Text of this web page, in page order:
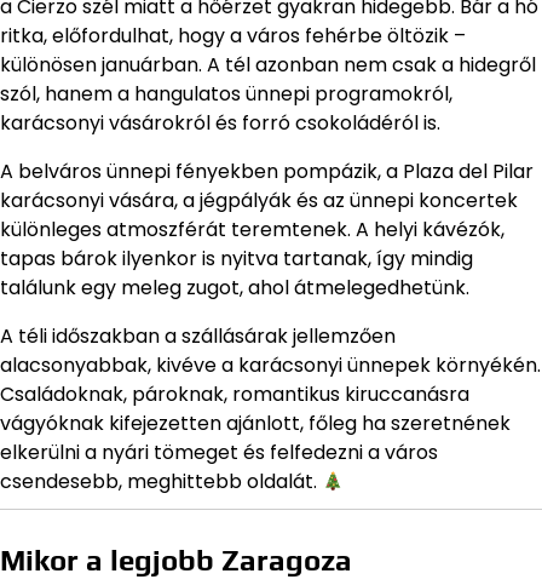
a Cierzo szél miatt a hőérzet gyakran hidegebb. Bár a hó
ritka, előfordulhat, hogy a város fehérbe öltözik –
különösen januárban. A tél azonban nem csak a hidegről
szól, hanem a hangulatos ünnepi programokról,
karácsonyi vásárokról és forró csokoládéról is.
A belváros ünnepi fényekben pompázik, a Plaza del Pilar
karácsonyi vására, a jégpályák és az ünnepi koncertek
különleges atmoszférát teremtenek. A helyi kávézók,
tapas bárok ilyenkor is nyitva tartanak, így mindig
találunk egy meleg zugot, ahol átmelegedhetünk.
A téli időszakban a szállásárak jellemzően
alacsonyabbak, kivéve a karácsonyi ünnepek környékén.
Családoknak, pároknak, romantikus kiruccanásra
vágyóknak kifejezetten ajánlott, főleg ha szeretnének
elkerülni a nyári tömeget és felfedezni a város
csendesebb, meghittebb oldalát.
Mikor a legjobb Zaragoza